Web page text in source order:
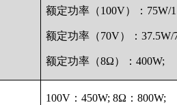
额定功率（100V）：75W/
额定功率（70V）：37.5W/
额定功率（8Ω）：400W;
100V：450W; 8Ω：800W;